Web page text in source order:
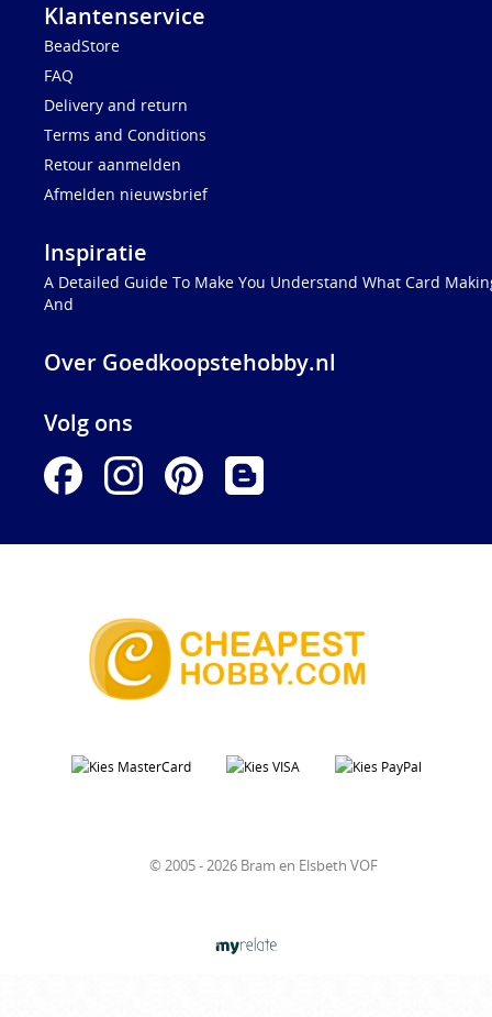
Klantenservice
BeadStore
FAQ
Delivery and return
Terms and Conditions
Retour aanmelden
Afmelden nieuwsbrief
Inspiratie
A Detailed Guide To Make You Understand What Card
And
Over Goedkoopstehobby.nl
Volg ons
© 2005 - 2026 Bram en Elsbeth VOF